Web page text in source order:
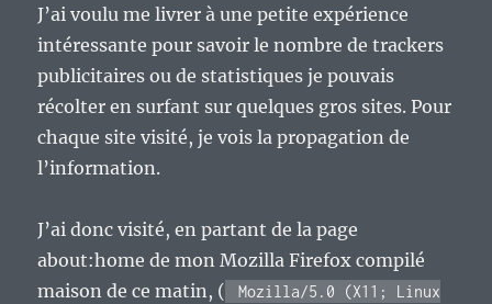
J’ai voulu me livrer à une petite expérience
intéressante pour savoir le nombre de trackers
publicitaires ou de statistiques je pouvais
récolter en surfant sur quelques gros sites. Pour
chaque site visité, je vois la propagation de
l’information.
J’ai donc visité, en partant de la page
about:home de mon Mozilla Firefox compilé
maison de ce matin, (
Mozilla/5.0 (X11; Linux